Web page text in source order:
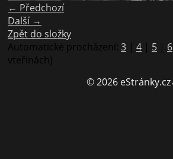
← Předchozí
Další →
Zpět do složky
Automatické procházení: 3 | 4 | 5 | 6
vteřinách)
© 2026 eStránky.cz